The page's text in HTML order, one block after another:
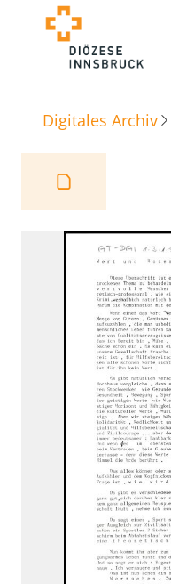
Digitales Archiv